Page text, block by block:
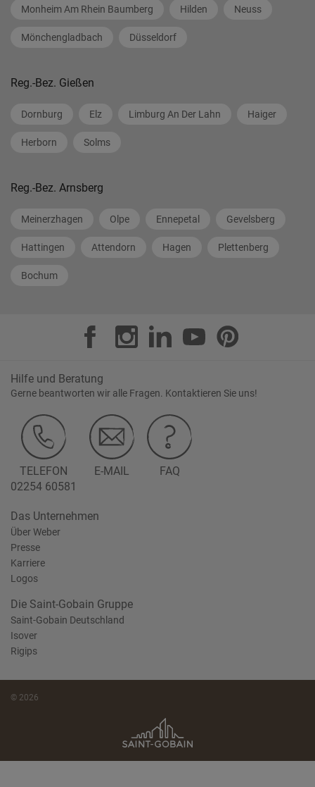
Monheim Am Rhein Baumberg Hilden Neuss
Mönchengladbach Düsseldorf
Reg.-Bez. Gießen
Dornburg Elz Limburg An Der Lahn Haiger
Herborn Solms
Reg.-Bez. Arnsberg
Meinerzhagen Olpe Ennepetal Gevelsberg
Hattingen Attendorn Hagen Plettenberg
Bochum
Hilfe und Beratung
Gerne beantworten wir alle Fragen. Kontaktieren Sie uns!
TELEFON
02254 60581
E-MAIL FAQ
Das Unternehmen
Über Weber
Presse
Karriere
Logos
Die Saint-Gobain Gruppe
Saint-Gobain Deutschland
Isover
Rigips
© 2026